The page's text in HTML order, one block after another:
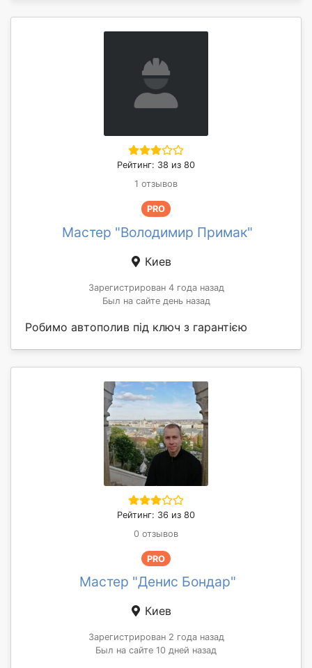
Рейтинг: 38 из 80
1 отзывов
PRO
Мастер "Володимир Примак"
Киев
Зарегистрирован 4 года назад
Был на сайте день назад
Робимо автополив під ключ з гарантією
Рейтинг: 36 из 80
0 отзывов
PRO
Мастер "Денис Бондар"
Киев
Зарегистрирован 2 года назад
Был на сайте 10 дней назад